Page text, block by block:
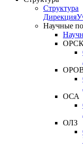
Структура
Дирекция
Научные
ОСА
ОЛЗ